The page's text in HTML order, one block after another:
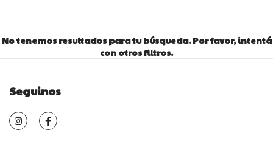
No tenemos resultados para tu búsqueda. Por favor, intentá
con otros filtros.
Seguinos